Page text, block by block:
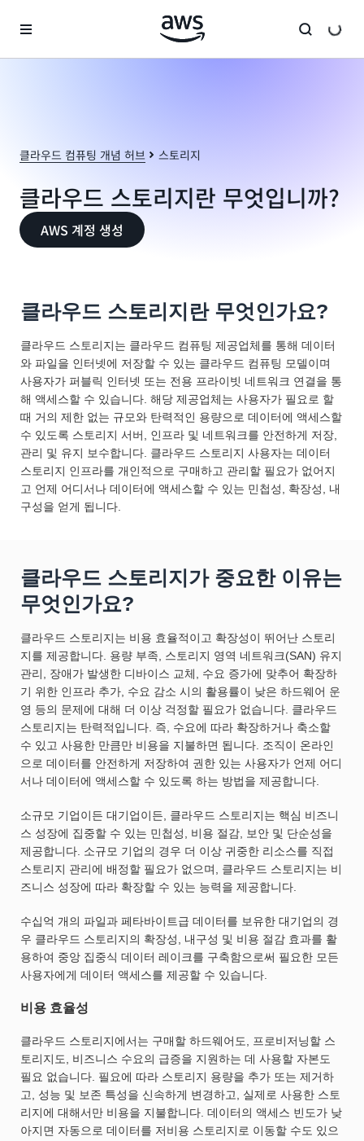
클라우드 컴퓨팅 개념 허브 스토리지
클라우드 스토리지란 무엇입니까?
AWS 계정 생성
클라우드 스토리지란 무엇인가요?
클라우드 스토리지는 클라우드 컴퓨팅 제공업체를 통해 데이터
와 파일을 인터넷에 저장할 수 있는 클라우드 컴퓨팅 모델이며
사용자가 퍼블릭 인터넷 또는 전용 프라이빗 네트워크 연결을 통
해 액세스할 수 있습니다. 해당 제공업체는 사용자가 필요로 할
때 거의 제한 없는 규모와 탄력적인 용량으로 데이터에 액세스할
수 있도록 스토리지 서버, 인프라 및 네트워크를 안전하게 저장,
관리 및 유지 보수합니다. 클라우드 스토리지 사용자는 데이터
스토리지 인프라를 개인적으로 구매하고 관리할 필요가 없어지
고 언제 어디서나 데이터에 액세스할 수 있는 민첩성, 확장성, 내
구성을 얻게 됩니다.
클라우드 스토리지가 중요한 이유는
무엇인가요?
클라우드 스토리지는 비용 효율적이고 확장성이 뛰어난 스토리
지를 제공합니다. 용량 부족, 스토리지 영역 네트워크(SAN) 유지
관리, 장애가 발생한 디바이스 교체, 수요 증가에 맞추어 확장하
기 위한 인프라 추가, 수요 감소 시의 활용률이 낮은 하드웨어 운
영 등의 문제에 대해 더 이상 걱정할 필요가 없습니다. 클라우드
스토리지는 탄력적입니다. 즉, 수요에 따라 확장하거나 축소할
수 있고 사용한 만큼만 비용을 지불하면 됩니다. 조직이 온라인
으로 데이터를 안전하게 저장하여 권한 있는 사용자가 언제 어디
서나 데이터에 액세스할 수 있도록 하는 방법을 제공합니다.
소규모 기업이든 대기업이든, 클라우드 스토리지는 핵심 비즈니
스 성장에 집중할 수 있는 민첩성, 비용 절감, 보안 및 단순성을
제공합니다. 소규모 기업의 경우 더 이상 귀중한 리소스를 직접
스토리지 관리에 배정할 필요가 없으며, 클라우드 스토리지는 비
즈니스 성장에 따라 확장할 수 있는 능력을 제공합니다.
수십억 개의 파일과 페타바이트급 데이터를 보유한 대기업의 경
우 클라우드 스토리지의 확장성, 내구성 및 비용 절감 효과를 활
용하여 중앙 집중식 데이터 레이크를 구축함으로써 필요한 모든
사용자에게 데이터 액세스를 제공할 수 있습니다.
비용 효율성
클라우드 스토리지에서는 구매할 하드웨어도, 프로비저닝할 스
토리지도, 비즈니스 수요의 급증을 지원하는 데 사용할 자본도
필요 없습니다. 필요에 따라 스토리지 용량을 추가 또는 제거하
고, 성능 및 보존 특성을 신속하게 변경하고, 실제로 사용한 스토
리지에 대해서만 비용을 지불합니다. 데이터의 액세스 빈도가 낮
아지면 자동으로 데이터를 저비용 스토리지로 이동할 수도 있으